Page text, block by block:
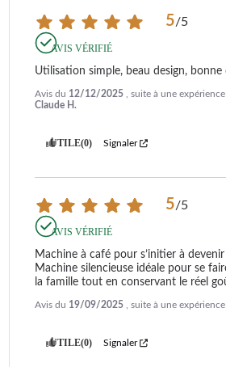
5/5
AVIS VÉRIFIÉ
Utilisation simple, beau design, bonne
Avis du 12/12/2025 , suite à une
Claude H.
UTILE(0) Signaler
5/5
AVIS VÉRIFIÉ
Machine à café pour s’initier à
Machine silencieuse idéale pour se
la famille tout en conservant le réel
Avis du 19/09/2025 , suite à une
UTILE(0) Signaler